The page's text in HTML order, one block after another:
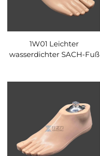
1W01 Leichter
wasserdichter SACH-Fuß